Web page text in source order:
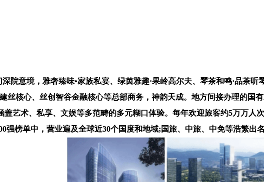
意境，雅奢臻味•家族私宴、绿茵雅趣·果岭高尔夫、琴茶和鸣·品茶听
丝核心、丝创智谷金融核心等总部商务，神韵天成。地方间接办理的国
艺术、私享、文娱等多范畴的多元糊口体验。每年欢迎旅客约5万万人
强榜单中，营业遍及全球近30个国度和地域;国旅、中旅、中免等浩繁出